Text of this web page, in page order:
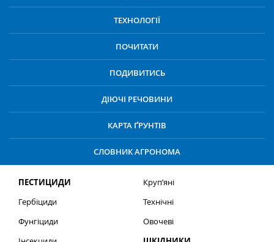
ТЕХНОЛОГІЇ
ПОЧИТАТИ
ПОДИВИТИСЬ
ДІЮЧІ РЕЧОВИНИ
КАРТА ҐРУНТІВ
СЛОВНИК АГРОНОМА
ПЕСТИЦИДИ
Гербіциди
Фунгіциди
Круп’яні
Технічні
Овочеві